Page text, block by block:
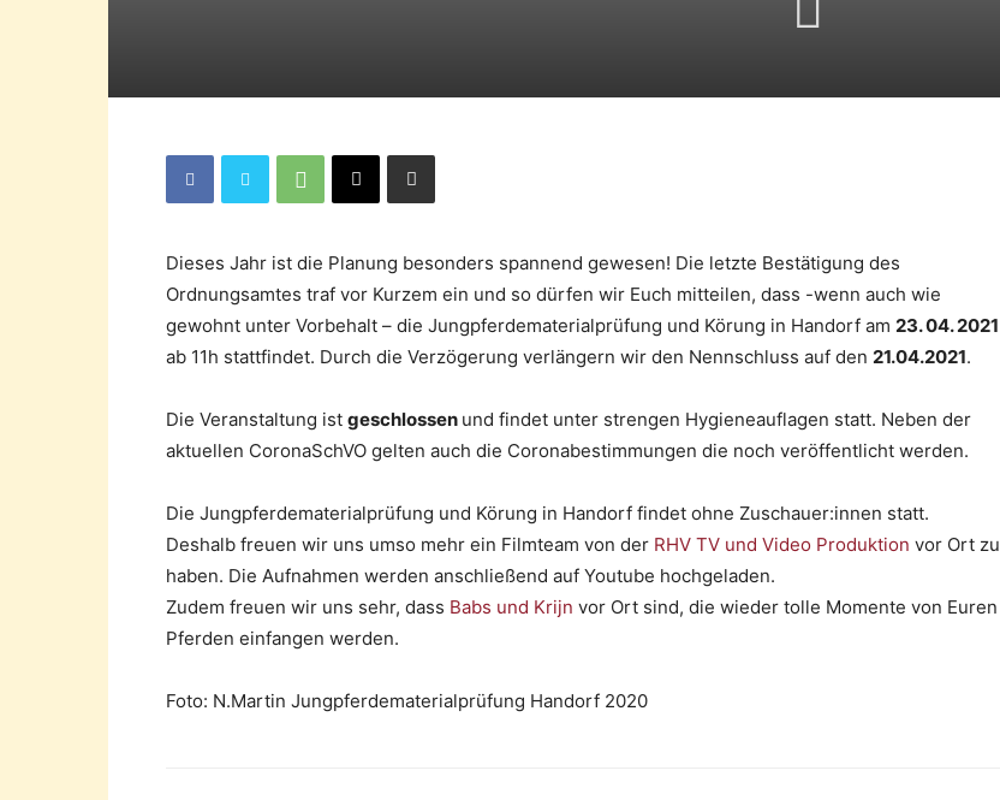
Dieses Jahr ist die Planung besonders spannend gewesen! Die letzte Bestätigung des
Ordnungsamtes traf vor Kurzem ein und so dürfen wir Euch mitteilen, dass -wenn auch wie
gewohnt unter Vorbehalt – die Jungpferdematerialprüfung und Körung in Handorf am 23. 04. 2021
ab 11h stattfindet. Durch die Verzögerung verlängern wir den Nennschluss auf den 21.04.2021.
Die Veranstaltung ist geschlossen und findet unter strengen Hygieneauflagen statt. Neben der
aktuellen CoronaSchVO gelten auch die Coronabestimmungen die noch veröffentlicht werden.
Die Jungpferdematerialprüfung und Körung in Handorf findet ohne Zuschauer:innen statt.
Deshalb freuen wir uns umso mehr ein Filmteam von der RHV TV und Video Produktion vor Ort zu
haben. Die Aufnahmen werden anschließend auf Youtube hochgeladen.
Zudem freuen wir uns sehr, dass Babs und Krijn vor Ort sind, die wieder tolle Momente von Euren
Pferden einfangen werden.
Foto: N.Martin Jungpferdematerialprüfung Handorf 2020